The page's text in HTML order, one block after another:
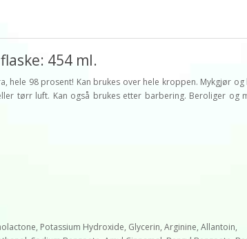
454 ml.
hele 98 prosent! Kan brukes over hele kroppen. Mykgjør og
tørr luft. Kan også brukes etter barbering. Beroliger og
Potassium Hydroxide, Glycerin, Arginine, Allantoin,